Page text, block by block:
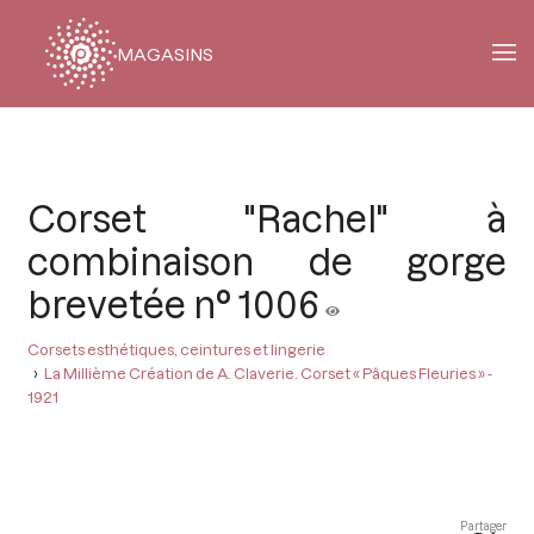
MAGASINS
Corset "Rachel" à
combinaison de gorge
brevetée n° 1006
Corsets esthétiques, ceintures et lingerie
La Millième Création de A. Claverie. Corset « Pâques Fleuries » -
1921
Partager